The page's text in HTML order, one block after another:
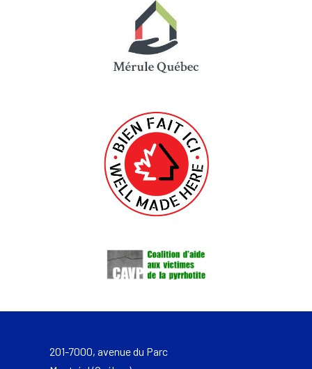
201-7000, avenue du Parc